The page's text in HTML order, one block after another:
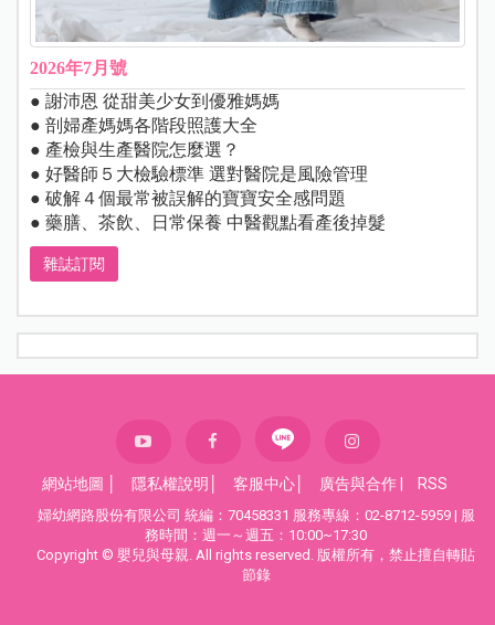
2026年7月號
● 謝沛恩 從甜美少女到優雅媽媽
● 剖婦產媽媽各階段照護大全
● 產檢與生產醫院怎麼選？
● 好醫師５大檢驗標準 選對醫院是風險管理
● 破解４個最常被誤解的寶寶安全感問題
● 藥膳、茶飲、日常保養 中醫觀點看產後掉髮
雜誌訂閱
網站地圖 隱私權說明 客服中心 廣告與合作 RSS
婦幼網路股份有限公司 統編：70458331 服務專線：02-8712-5959 | 服
務時間：週一～週五：10:00~17:30
Copyright © 嬰兒與母親. All rights reserved. 版權所有，禁止擅自轉貼
節錄